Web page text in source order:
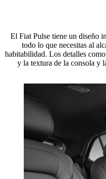
El Fiat Pulse tiene un diseño
todo lo que necesitas al
habitabilidad. Los detalles
y la textura de la consola y